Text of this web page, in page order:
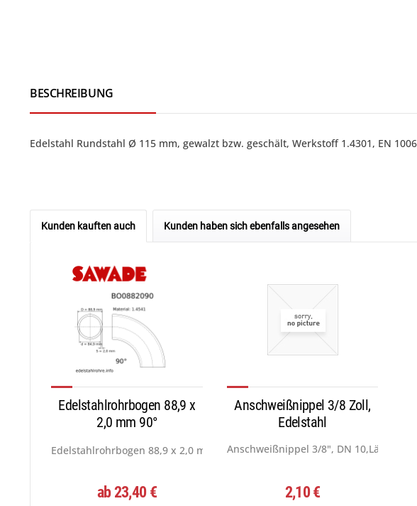
BESCHREIBUNG
Edelstahl Rundstahl Ø 115 mm, gewalzt bzw. geschält, Werkstoff 1.4301, EN
Kunden kauften auch Kunden haben sich ebenfalls angesehen
Edelstahlrohrbogen 88,9 x
2,0 mm 90°
Edelstahlrohrbogen 88,9 x 2,0 mm,Norm 3,DIN...
ab 23,40 €
Anschweißnippel 3/8 Zoll,
Edelstahl
Anschweißnippel 3/8", DN 10,Länge 30
2,10 €